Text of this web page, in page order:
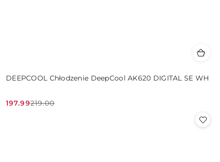
DEEPCOOL Chłodzenie DeepCool AK620 DIGITAL SE WH
Cena
197.99
Cena
219.00